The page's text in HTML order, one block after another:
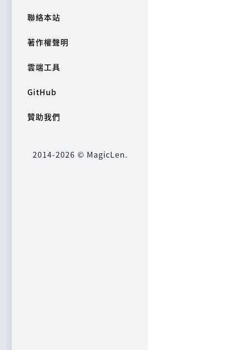
聯絡本站
著作權聲明
雲端工具
GitHub
贊助我們
2014-2026 © MagicLen.